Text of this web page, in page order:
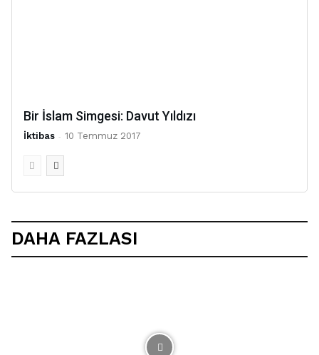
Bir İslam Simgesi: Davut Yıldızı
İktibas - 10 Temmuz 2017
DAHA FAZLASI